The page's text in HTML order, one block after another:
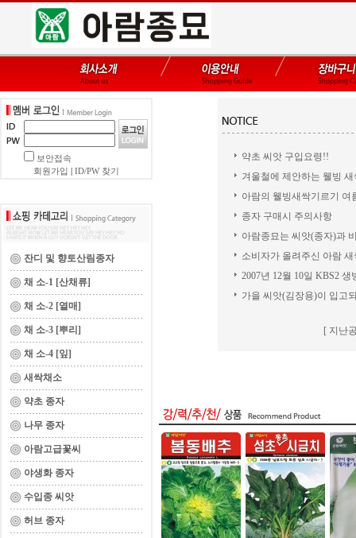
보안접속
회원가입
ID/PW 찾기
잔디 및 향토산림종자
채 소-1 [산채류]
채 소-2 [열매]
채 소-3 [뿌리]
채 소-4 [잎]
새싹채소
약초 종자
나무 종자
아람고급꽃씨
야생화 종자
수입종 씨앗
허브 종자
약초 씨앗 구입요령!!
겨울철에 제안하는 웰빙 새
아람의 웰빙새싹기르기 여
종자 구매시 주의사항
아람종묘는 씨앗(종자)과
소비자가 올려주신 아람 새
2007년 12월 10일 KBS2 생
가을 씨앗(김장용)이 입고
[ 지난